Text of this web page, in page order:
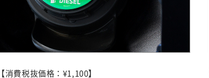
【消費税抜価格：¥1,100】